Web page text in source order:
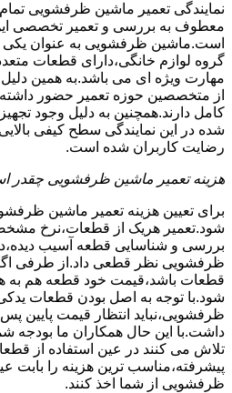
نمایندگی تعمیر ماشین ظرفشویی
معطوف به بررسی و تعمیر تخصصی
است.ماشین ظرفشویی به عنوان یکی
گروه لوازم خانگی،دارای قطعات
مهارت ویژه ای می باشد.به همین
از متخصصین حوزه تعمیر حضور داشته
کامل دارند.همچنین به دلیل وجود
شده در این نمایندگی سطح کیفی
رضایت کاربران شده است.
هزینه تعمیر ماشین ظرفشویی چقدر
برای تعیین هزینه تعمیر ماشین
شود.تعمیر هریک از قطعات،نرخ
بررسی و شناسایی قطعه آسیب
ظرفشویی نظر قطعی داد.از طرفی اگر
قطعات باشد،قیمت خود قطعه هم به
شود.با توجه به اصل بودن قطعات
ظرفشویی،نباید انتظار قیمت پایین پس
داشت.با این حال همکاران ما بودجه
تلاش می کنند در عین استفاده از
پیشرفته،مناسب ترین هزینه را بابت
ظرفشویی از شما اخذ کنند.